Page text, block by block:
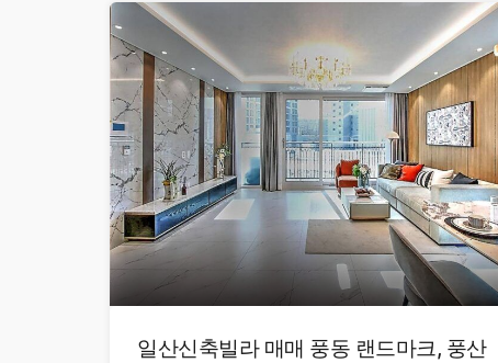
일산신축빌라 매매 풍동 랜드마크, 풍산